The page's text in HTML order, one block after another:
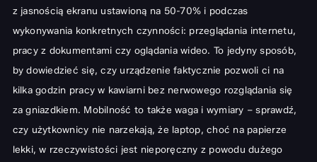
z jasnością ekranu ustawioną na 50-70% i podczas
wykonywania konkretnych czynności: przeglądania internetu,
pracy z dokumentami czy oglądania wideo. To jedyny sposób,
by dowiedzieć się, czy urządzenie faktycznie pozwoli ci na
kilka godzin pracy w kawiarni bez nerwowego rozglądania się
za gniazdkiem. Mobilność to także waga i wymiary – sprawdź,
czy użytkownicy nie narzekają, że laptop, choć na papierze
lekki, w rzeczywistości jest nieporęczny z powodu dużego